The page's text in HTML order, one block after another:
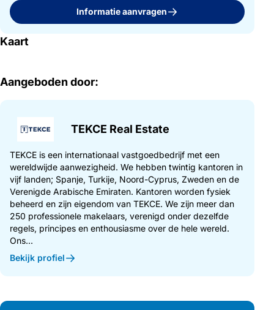
Informatie aanvragen
Kaart
Aangeboden door:
TEKCE Real Estate
TEKCE is een internationaal vastgoedbedrijf met een
wereldwijde aanwezigheid. We hebben twintig kantoren in
vijf landen; Spanje, Turkije, Noord-Cyprus, Zweden en de
Verenigde Arabische Emiraten. Kantoren worden fysiek
beheerd en zijn eigendom van TEKCE. We zijn meer dan
250 professionele makelaars, verenigd onder dezelfde
regels, principes en enthousiasme over de hele wereld.
Ons...
Bekijk profiel